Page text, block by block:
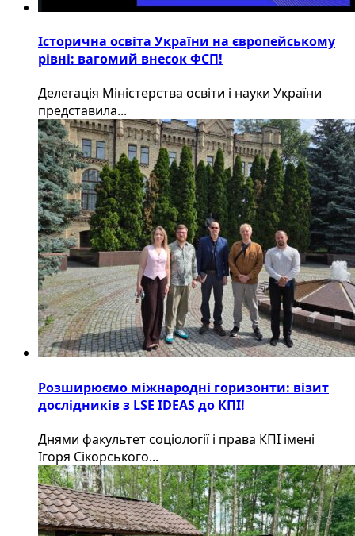
Історична освіта України на європейському
рівні: вагомий внесок ФСП!
Делегація Міністерства освіти і науки України
представила...
Розширюємо міжнародні горизонти: візит
дослідників з LSE IDEAS до КПІ!
Днями факультет соціології і права КПІ імені
Ігоря Сікорського...